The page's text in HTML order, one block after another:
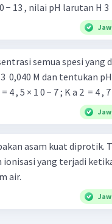
− 13 , nilai pH larutan H 3
semua spesi yang
3 ​ 0,040 M dan tentukan
4 , 5 × 1 0 − 7 ; K a 2 ​ = 4 , 7
asam kuat diprotik.
yang terjadi ketika
air.